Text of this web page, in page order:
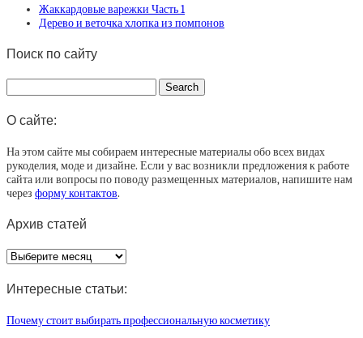
Жаккардовые варежки Часть 1
Дерево и веточка хлопка из помпонов
Поиск по сайту
О сайте:
На этом сайте мы собираем интересные материалы обо всех видах
рукоделия, моде и дизайне. Если у вас возникли предложения к работе
сайта или вопросы по поводу размещенных материалов, напишите нам
через форму контактов.
Архив статей
Архив
статей
Интересные статьи:
Почему стоит выбирать профессиональную косметику